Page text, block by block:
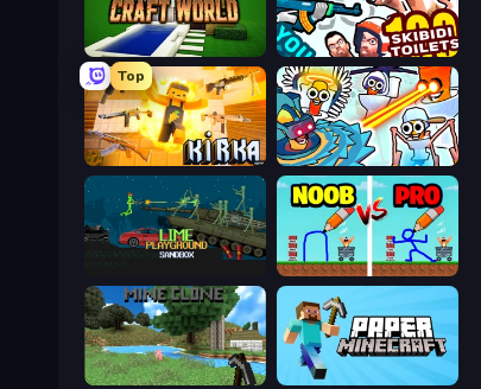
Craft World You vs 100 Skibidi Toilets
Top
Kirka.io Toilets Worms Shooter
DOP Noob: Draw to Save
Mine Clone Paper Minecraft